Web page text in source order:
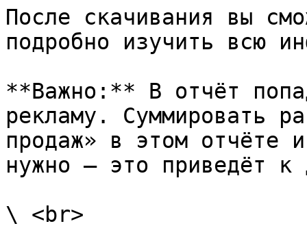
После скачивания вы
подробно изучить всю
**Важно:** В отчёт
рекламу. Суммировать
продаж» в этом отчёте
нужно — это приведёт к
\ <br>